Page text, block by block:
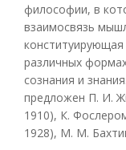
философии, в
взаимосвязь
различных
сознания и
предложен П. И.
1910), К.
1928), М. М.